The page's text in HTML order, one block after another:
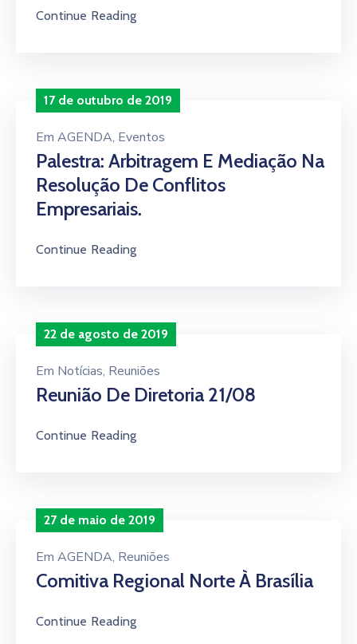
Continue Reading
17 de outubro de 2019
Em AGENDA‚ Eventos
Palestra: Arbitragem E Mediação Na
Resolução De Conflitos
Empresariais.
Continue Reading
22 de agosto de 2019
Em Notícias‚ Reuniões
Reunião De Diretoria 21/08
Continue Reading
27 de maio de 2019
Em AGENDA‚ Reuniões
Comitiva Regional Norte À Brasília
Continue Reading